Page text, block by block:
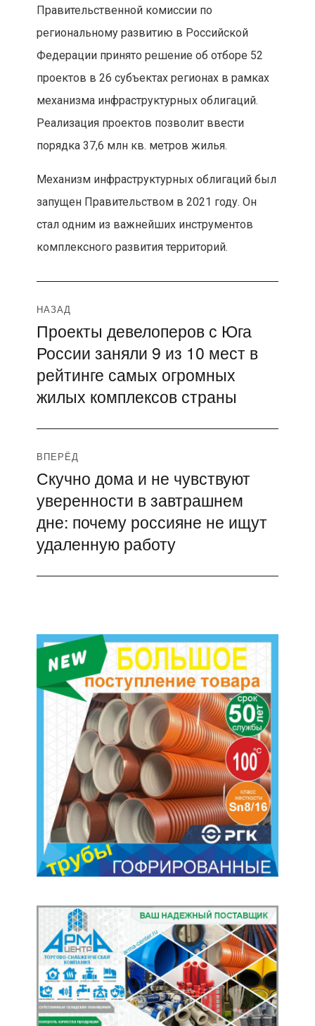
Правительственной комиссии по
региональному развитию в Российской
Федерации принято решение об отборе 52
проектов в 26 субъектах регионах в рамках
механизма инфраструктурных облигаций.
Реализация проектов позволит ввести
порядка 37,6 млн кв. метров жилья.
Механизм инфраструктурных облигаций был
запущен Правительством в 2021 году. Он
стал одним из важнейших инструментов
комплексного развития территорий.
Навигация
по
записям
НАЗАД
Предыдущая
запись:
Проекты девелоперов с Юга
России заняли 9 из 10 мест в
рейтинге самых огромных
жилых комплексов страны
ВПЕРЁД
Следующая
запись:
Скучно дома и не чувствуют
уверенности в завтрашнем
дне: почему россияне не ищут
удаленную работу